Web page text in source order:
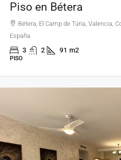
Piso en Bétera
Bétera, El Camp de Túria, Valencia,
España
3 2 91 m2
PISO